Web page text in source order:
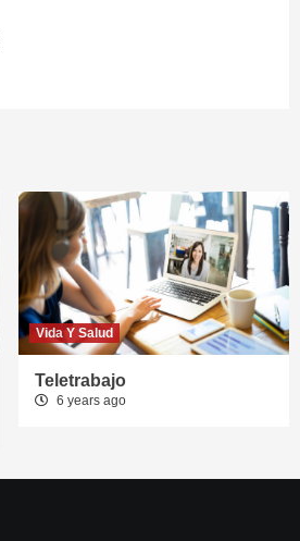
Vida Y Salud
Teletrabajo
6 years ago